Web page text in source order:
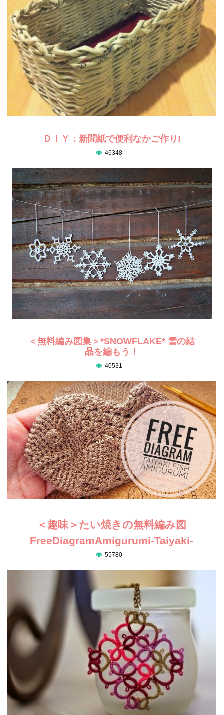
ＤＩＹ：新聞紙で便利なかご作り!
46348
＜無料編み図集＞*SNOWFLAKE* 雪の結
晶を編もう！
40531
＜趣味＞たい焼きの無料編み図
FreeDiagramAmigurumi-Taiyaki-
55780